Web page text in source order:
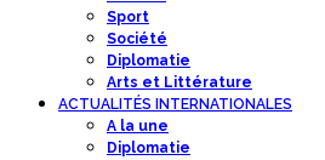
Sport
Société
Diplomatie
Arts et Littérature
ACTUALITÉS INTERNATIONALES
A la une
Diplomatie